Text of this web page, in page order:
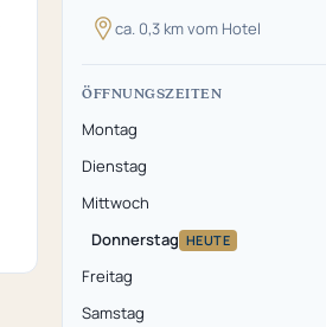
ca. 0,3 km vom Hotel
ÖFFNUNGSZEITEN
Montag
Dienstag
Mittwoch
Donnerstag HEUTE
Freitag
Samstag